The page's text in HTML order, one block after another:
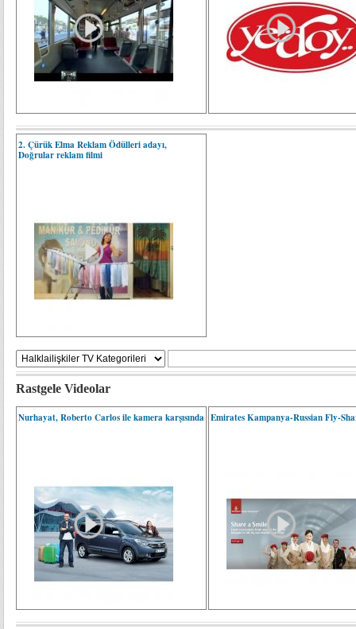
2. Çürük Elma Reklam Ödülleri adayı,
Doğrular reklam filmi
Rastgele Videolar
Nurhayat, Roberto Carlos ile kamera karşısında Emirates Kampanya-Russian Fly-